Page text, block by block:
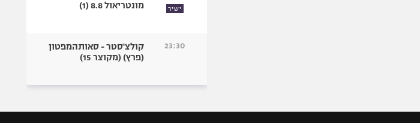
ישיר
מונטריאול 8.8 (1)
23:30
קולצ'סטר - סאותהמפטון
(פרץ) (מקוצר 15)